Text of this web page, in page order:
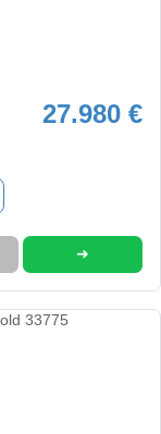
27.980 €
➜